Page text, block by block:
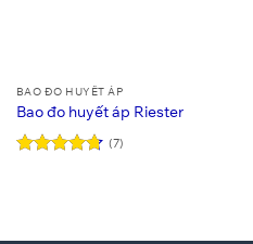
BAO ĐO HUYẾT ÁP
Bao đo huyết áp Riester
(7)